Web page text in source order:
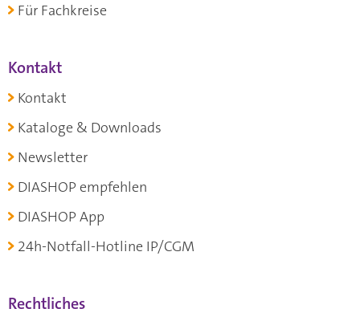
Für Fachkreise
Kontakt
Kontakt
Kataloge & Downloads
Newsletter
DIASHOP empfehlen
DIASHOP App
24h-Notfall-Hotline IP/CGM
Rechtliches